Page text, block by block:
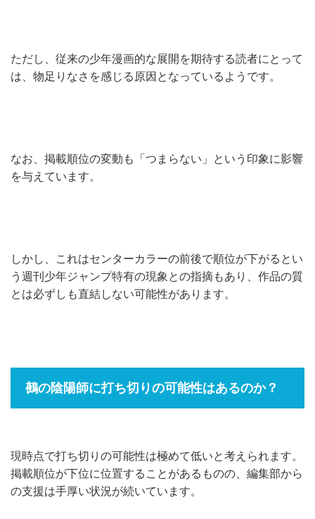
ただし、従来の少年漫画的な展開を期待する読者にとって
は、物足りなさを感じる原因となっているようです。
なお、掲載順位の変動も「つまらない」という印象に影響
を与えています。
しかし、これはセンターカラーの前後で順位が下がるとい
う週刊少年ジャンプ特有の現象との指摘もあり、作品の質
とは必ずしも直結しない可能性があります。
鵺の陰陽師に打ち切りの可能性はあるのか？
現時点で打ち切りの可能性は極めて低いと考えられます。
掲載順位が下位に位置することがあるものの、編集部から
の支援は手厚い状況が続いています。